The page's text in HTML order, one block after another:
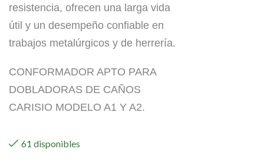
resistencia, ofrecen una larga vida
útil y un desempeño confiable en
trabajos metalúrgicos y de herrería.
CONFORMADOR APTO PARA
DOBLADORAS DE CAÑOS
CARISIO MODELO A1 Y A2.
61 disponibles